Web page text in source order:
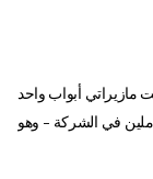
أبواب واحد
في الشركة – وهو